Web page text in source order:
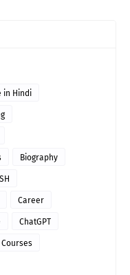
in Hindi
Biography
Career
ChatGPT